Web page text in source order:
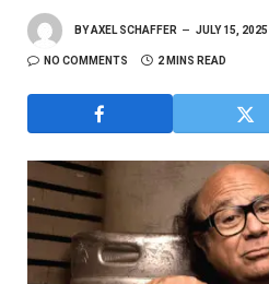
BYAXEL SCHAFFER JULY 15, 2025
NO COMMENTS 2 MINS READ